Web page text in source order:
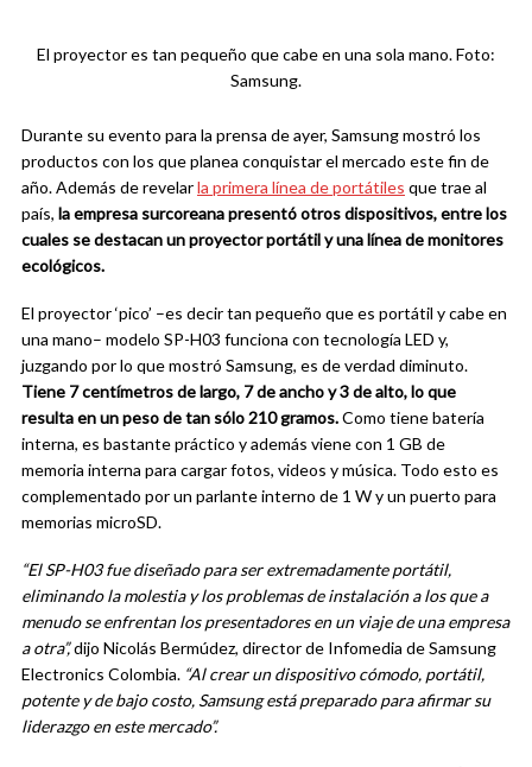
El proyector es tan pequeño que cabe en una sola mano. Foto:
Samsung.
Durante su evento para la prensa de ayer, Samsung mostró los
productos con los que planea conquistar el mercado este fin de
año. Además de revelarla primera línea de portátiles que trae al
país, la empresa surcoreana presentó otros dispositivos, entre los
cuales se destacan un proyector portátil y una línea de monitores
ecológicos.
El proyector ‘pico’ –es decir tan pequeño que es portátil y cabe en
una mano– modelo SP-H03 funciona con tecnología LED y,
juzgando por lo que mostró Samsung, es de verdad diminuto.
Tiene 7 centímetros de largo, 7 de ancho y 3 de alto, lo que
resulta en un peso de tan sólo 210 gramos.Como tiene batería
interna, es bastante práctico y además viene con 1 GB de
memoria interna para cargar fotos, videos y música. Todo esto es
complementado por un parlante interno de 1 W y un puerto para
memorias microSD.
“El SP-H03 fue diseñado para ser extremadamente portátil,
eliminando la molestia y los problemas de instalación a los que a
menudo se enfrentan los presentadores en un viaje de una empresa
a otra”,dijo Nicolás Bermúdez, director de Infomedia de Samsung
Electronics Colombia. “Al crear un dispositivo cómodo, portátil,
potente y de bajo costo, Samsung está preparado para afirmar su
liderazgo en este mercado”.